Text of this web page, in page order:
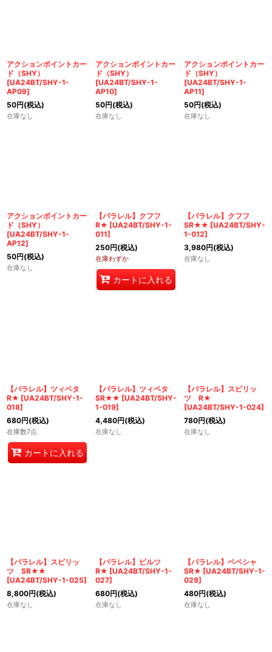
アクションポイントカー
ド（SHY）
[UA24BT/SHY-1-
AP09]
50円(税込)
在庫なし
アクションポイントカー
ド（SHY）
[UA24BT/SHY-1-
AP10]
50円(税込)
在庫なし
アクションポイントカー
ド（SHY）
[UA24BT/SHY-1-
AP11]
50円(税込)
在庫なし
アクションポイントカー
ド（SHY）
[UA24BT/SHY-1-
AP12]
50円(税込)
在庫なし
【パラレル】クフフ
R★ [UA24BT/SHY-1-
011]
250円(税込)
在庫わずか
カートに入れる
【パラレル】クフフ
SR★★ [UA24BT/SHY-
1-012]
3,980円(税込)
在庫なし
【パラレル】ツィベタ
R★ [UA24BT/SHY-1-
018]
680円(税込)
在庫数7点
カートに入れる
【パラレル】ツィベタ
SR★★ [UA24BT/SHY-
1-019]
4,480円(税込)
在庫なし
【パラレル】スピリッ
ツ R★
[UA24BT/SHY-1-024]
780円(税込)
在庫なし
【パラレル】スピリッ
ツ SR★★
[UA24BT/SHY-1-025]
8,800円(税込)
在庫なし
【パラレル】ピルツ
R★ [UA24BT/SHY-1-
027]
680円(税込)
在庫なし
【パラレル】ペペシャ
SR★ [UA24BT/SHY-1-
029]
480円(税込)
在庫なし